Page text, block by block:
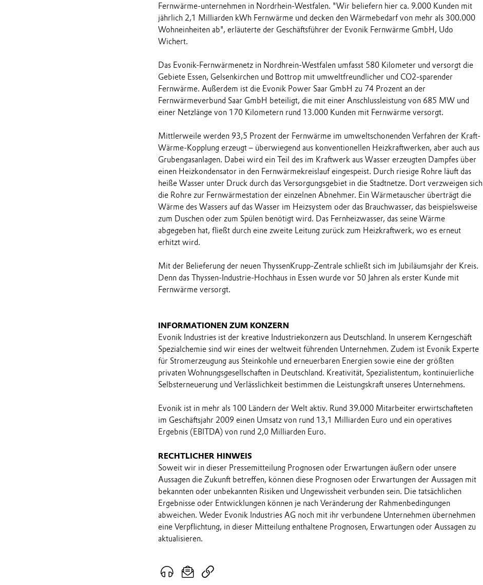
Fernwärme-unternehmen in Nordrhein-Westfalen. "Wir beliefern hier ca. 9.000 Kunden mit
jährlich 2,1 Milliarden kWh Fernwärme und decken den Wärmebedarf von mehr als 300.000
Wohneinheiten ab", erläuterte der Geschäftsführer der Evonik Fernwärme GmbH, Udo
Wichert.
Das Evonik-Fernwärmenetz in Nordhrein-Westfalen umfasst 580 Kilometer und versorgt die
Gebiete Essen, Gelsenkirchen und Bottrop mit umweltfreundlicher und CO2-sparender
Fernwärme. Außerdem ist die Evonik Power Saar GmbH zu 74 Prozent an der
Fernwärmeverbund Saar GmbH beteiligt, die mit einer Anschlussleistung von 685 MW und
einer Netzlänge von 170 Kilometern rund 13.000 Kunden mit Fernwärme versorgt.
Mittlerweile werden 93,5 Prozent der Fernwärme im umweltschonenden Verfahren der Kraft-
Wärme-Kopplung erzeugt – überwiegend aus konventionellen Heizkraftwerken, aber auch aus
Grubengasanlagen. Dabei wird ein Teil des im Kraftwerk aus Wasser erzeugten Dampfes über
einen Heizkondensator in den Fernwärmekreislauf eingespeist. Durch riesige Rohre läuft das
heiße Wasser unter Druck durch das Versorgungsgebiet in die Stadtnetze. Dort verzweigen sich
die Rohre zur Fernwärmestation der einzelnen Abnehmer. Ein Wärmetauscher überträgt die
Wärme des Wassers auf das Wasser im Heizsystem oder das Brauchwasser, das beispielsweise
zum Duschen oder zum Spülen benötigt wird. Das Fernheizwasser, das seine Wärme
abgegeben hat, fließt durch eine zweite Leitung zurück zum Heizkraftwerk, wo es erneut
erhitzt wird.
Mit der Belieferung der neuen ThyssenKrupp-Zentrale schließt sich im Jubiläumsjahr der Kreis.
Denn das Thyssen-Industrie-Hochhaus in Essen wurde vor 50 Jahren als erster Kunde mit
Fernwärme versorgt.
INFORMATIONEN ZUM KONZERN
Evonik Industries ist der kreative Industriekonzern aus Deutschland. In unserem Kerngeschäft
Spezialchemie sind wir eines der weltweit führenden Unternehmen. Zudem ist Evonik Experte
für Stromerzeugung aus Steinkohle und erneuerbaren Energien sowie eine der größten
privaten Wohnungsgesellschaften in Deutschland. Kreativität, Spezialistentum, kontinuierliche
Selbsterneuerung und Verlässlichkeit bestimmen die Leistungskraft unseres Unternehmens.
Evonik ist in mehr als 100 Ländern der Welt aktiv. Rund 39.000 Mitarbeiter erwirtschafteten
im Geschäftsjahr 2009 einen Umsatz von rund 13,1 Milliarden Euro und ein operatives
Ergebnis (EBITDA) von rund 2,0 Milliarden Euro.
RECHTLICHER HINWEIS
Soweit wir in dieser Pressemitteilung Prognosen oder Erwartungen äußern oder unsere
Aussagen die Zukunft betreffen, können diese Prognosen oder Erwartungen der Aussagen mit
bekannten oder unbekannten Risiken und Ungewissheit verbunden sein. Die tatsächlichen
Ergebnisse oder Entwicklungen können je nach Veränderung der Rahmenbedingungen
abweichen. Weder Evonik Industries AG noch mit ihr verbundene Unternehmen übernehmen
eine Verpflichtung, in dieser Mitteilung enthaltene Prognosen, Erwartungen oder Aussagen zu
aktualisieren.